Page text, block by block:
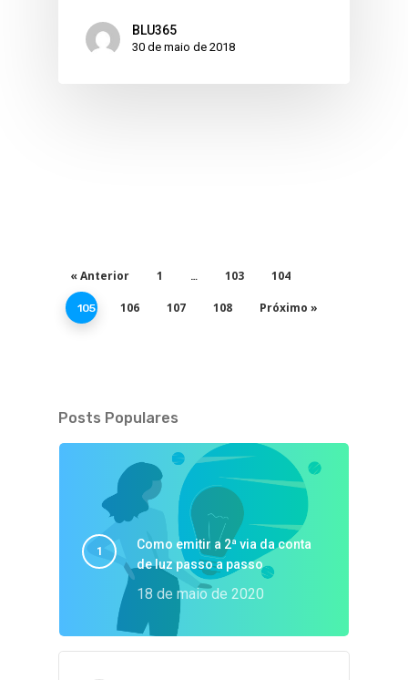
BLU365
30 de maio de 2018
« Anterior 1 … 103 104
105 106 107 108 Próximo »
Posts Populares
Como emitir a 2ª via da conta
de luz passo a passo
18 de maio de 2020